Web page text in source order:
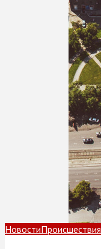
НовостиПроисшествия